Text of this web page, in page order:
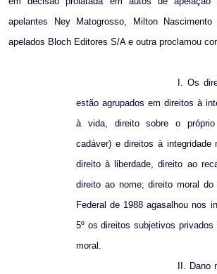
apelantes Ney Matogrosso, Milton
apelados Bloch Editores S/A e outra proclamou
I. Os
estão agrupados em direitos à
à vida, direito sobre o
cadáver) e direitos à integridade
direito à liberdade, direito ao
direito ao nome; direito moral do
Federal de 1988 agasalhou nos
5º os direitos subjetivos
moral.
II. Dano